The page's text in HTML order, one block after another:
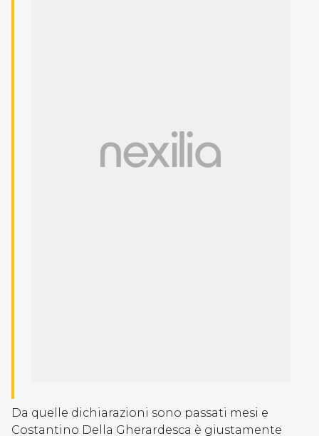
Da quelle dichiarazioni sono passati mesi e
Costantino Della Gherardesca è giustamente